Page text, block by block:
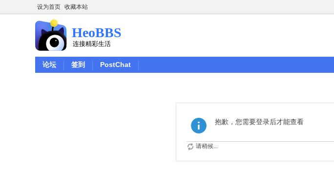
设为首页 收藏本站
论坛 签到 PostChat
抱歉，您需要登录后才能查看
请稍候...